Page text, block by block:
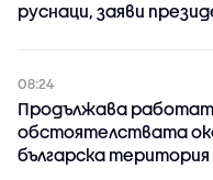
руснаци, заяви
08:24
Продължава
обстоятелствата
българска територия